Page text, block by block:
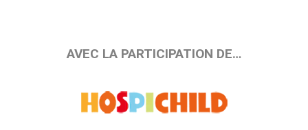
AVEC LA PARTICIPATION DE…